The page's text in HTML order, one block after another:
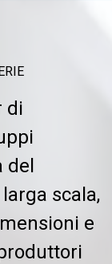
di
scala,
e